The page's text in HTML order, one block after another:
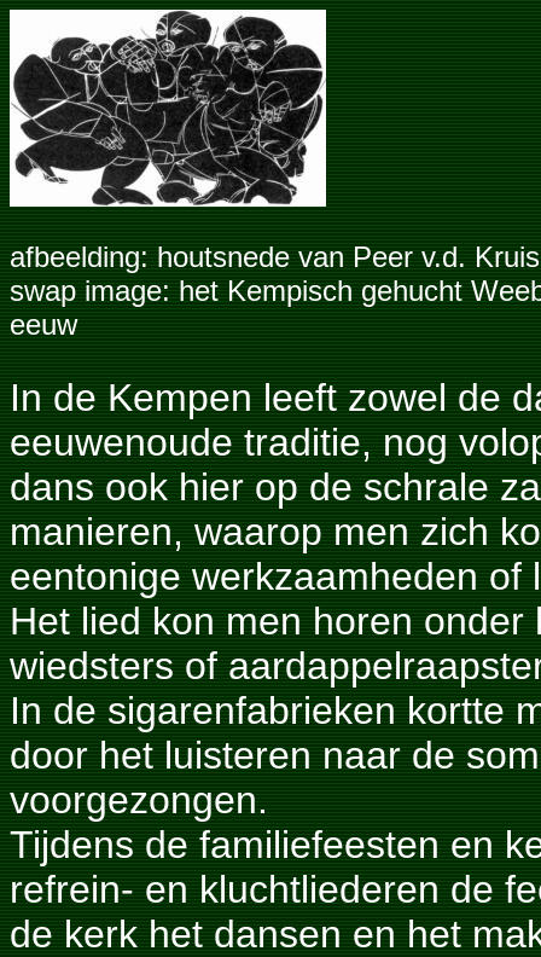
afbeelding: houtsnede van Peer v.d.
swap image: het Kempisch gehucht
eeuw
In de Kempen leeft zowel de
eeuwenoude traditie, nog
dans ook hier op de schrale
manieren, waarop men zich
eentonige werkzaamheden of
Het lied kon men horen
wiedsters of
In de sigarenfabrieken kortte
door het luisteren naar de
voorgezongen.
Tijdens de familiefeesten en
refrein- en kluchtliederen de
de kerk het dansen en het